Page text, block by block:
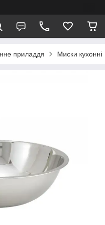
приладдя Миски кухонні